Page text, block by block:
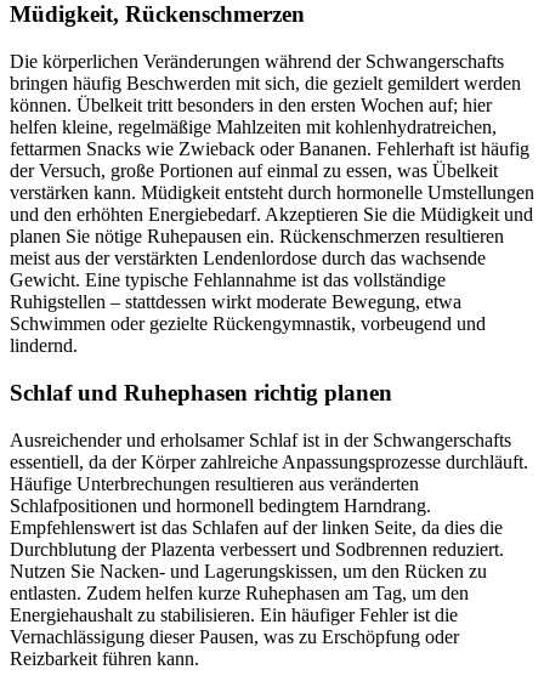
Müdigkeit, Rückenschmerzen
Die körperlichen Veränderungen während der Schwangerschafts
bringen häufig Beschwerden mit sich, die gezielt gemildert werden
können. Übelkeit tritt besonders in den ersten Wochen auf; hier
helfen kleine, regelmäßige Mahlzeiten mit kohlenhydratreichen,
fettarmen Snacks wie Zwieback oder Bananen. Fehlerhaft ist häufig
der Versuch, große Portionen auf einmal zu essen, was Übelkeit
verstärken kann. Müdigkeit entsteht durch hormonelle Umstellungen
und den erhöhten Energiebedarf. Akzeptieren Sie die Müdigkeit und
planen Sie nötige Ruhepausen ein. Rückenschmerzen resultieren
meist aus der verstärkten Lendenlordose durch das wachsende
Gewicht. Eine typische Fehlannahme ist das vollständige
Ruhigstellen – stattdessen wirkt moderate Bewegung, etwa
Schwimmen oder gezielte Rückengymnastik, vorbeugend und
lindernd.
Schlaf und Ruhephasen richtig planen
Ausreichender und erholsamer Schlaf ist in der Schwangerschafts
essentiell, da der Körper zahlreiche Anpassungsprozesse durchläuft.
Häufige Unterbrechungen resultieren aus veränderten
Schlafpositionen und hormonell bedingtem Harndrang.
Empfehlenswert ist das Schlafen auf der linken Seite, da dies die
Durchblutung der Plazenta verbessert und Sodbrennen reduziert.
Nutzen Sie Nacken- und Lagerungskissen, um den Rücken zu
entlasten. Zudem helfen kurze Ruhephasen am Tag, um den
Energiehaushalt zu stabilisieren. Ein häufiger Fehler ist die
Vernachlässigung dieser Pausen, was zu Erschöpfung oder
Reizbarkeit führen kann.